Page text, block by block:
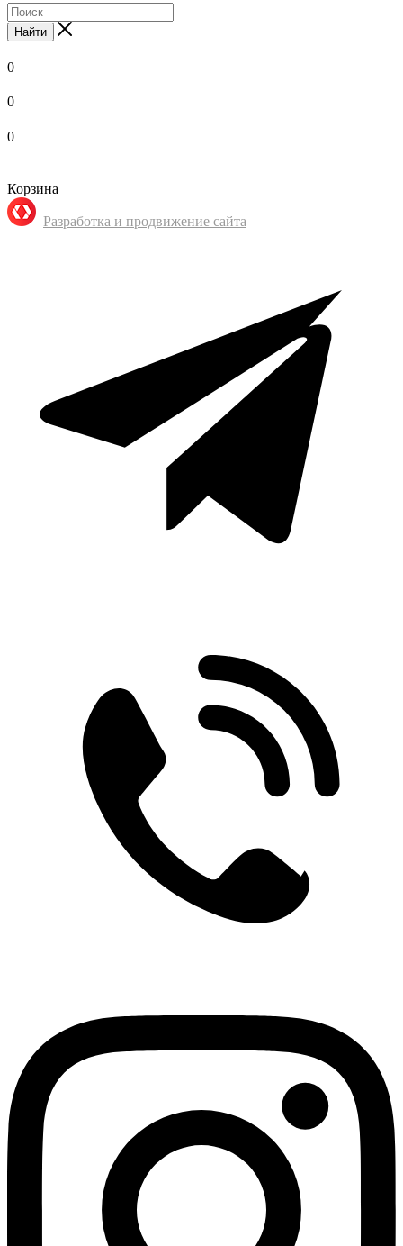
Найти
0
0
0
Корзина
Разработка и продвижение сайта